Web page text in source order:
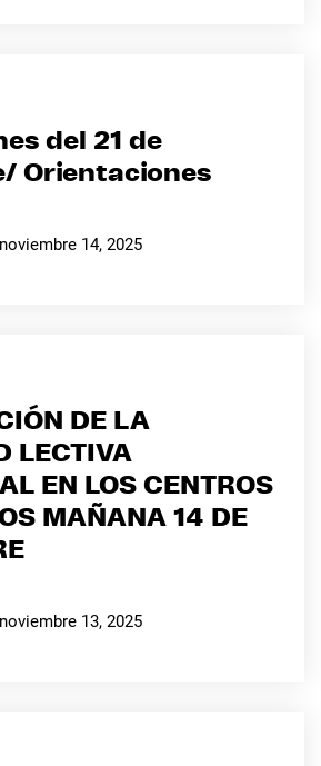
del 21 de
Orientaciones
noviembre 14, 2025
DE LA
LECTIVA
EN LOS CENTROS
MAÑANA 14 DE
noviembre 13, 2025